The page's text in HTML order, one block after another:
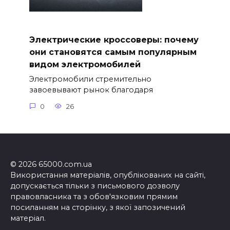
Электрические кроссоверы: почему
они становятся самым популярным
видом электромобилей
Электромобили стремительно
завоевывают рынок благодаря
0 26
© 2026 65000.com.ua
Використання матеріалів, опублікованих на сайті,
допускається тільки з письмового дозволу
правовласника та з обов'язковим прямим
посиланням на сторінку, з якої запозичений
матеріал.